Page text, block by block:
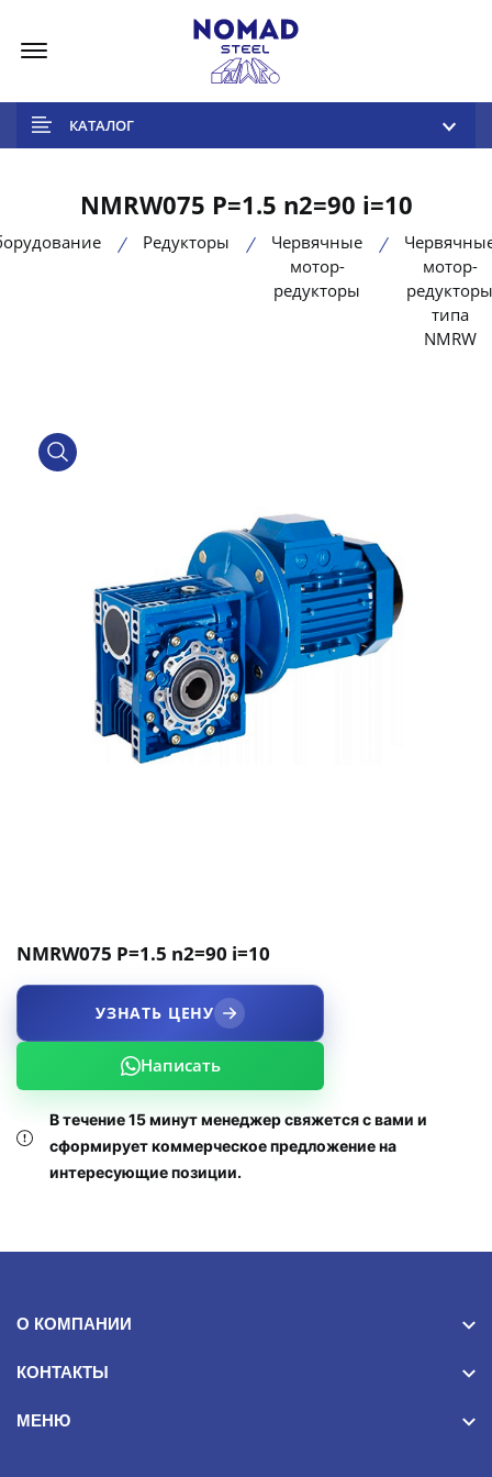
КАТАЛОГ
NMRW075 P=1.5 n2=90 i=10
Редукторы
Червячные
мотор-
редукторы
мотор-
редукторы
типа
NMRW
product view
NMRW075 P=1.5 n2=90 i=10
УЗНАТЬ ЦЕНУ
Написать
В течение 15 минут менеджер свяжется с вами и
сформирует коммерческое предложение на
интересующие позиции.
О КОМПАНИИ
КОНТАКТЫ
МЕНЮ